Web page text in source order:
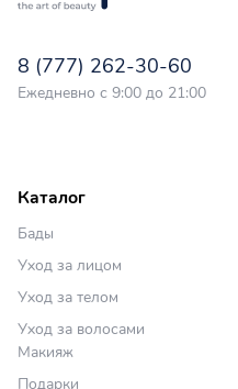
8 (777) 262-30-60
Ежедневно с 9:00 до 21:00
Каталог
Бады
Уход за лицом
Уход за телом
Уход за волосами
Макияж
Подарки